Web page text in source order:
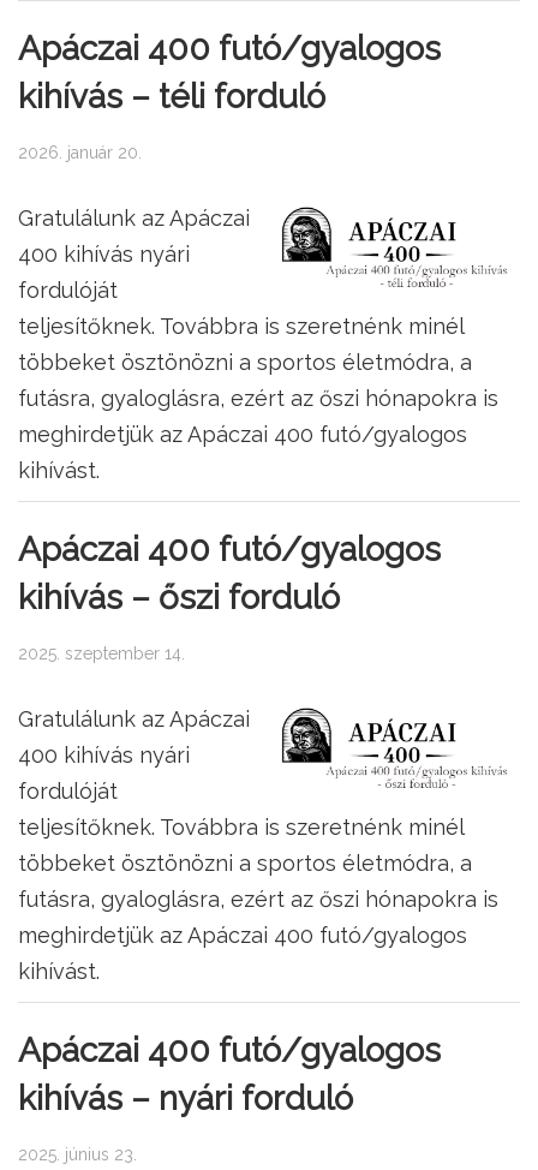
Apáczai 400 futó/gyalogos
kihívás – téli forduló
2026. január 20.
Gratulálunk az Apáczai
400 kihívás nyári
fordulóját
teljesítőknek. Továbbra is szeretnénk minél
többeket ösztönözni a sportos életmódra, a
futásra, gyaloglásra, ezért az őszi hónapokra is
meghirdetjük az Apáczai 400 futó/gyalogos
kihívást.
Apáczai 400 futó/gyalogos
kihívás – őszi forduló
2025. szeptember 14.
Gratulálunk az Apáczai
400 kihívás nyári
fordulóját
teljesítőknek. Továbbra is szeretnénk minél
többeket ösztönözni a sportos életmódra, a
futásra, gyaloglásra, ezért az őszi hónapokra is
meghirdetjük az Apáczai 400 futó/gyalogos
kihívást.
Apáczai 400 futó/gyalogos
kihívás – nyári forduló
2025. június 23.